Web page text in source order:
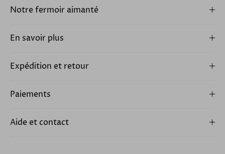
Notre fermoir aimanté
En savoir plus
Expédition et retour
Paiements
Aide et contact